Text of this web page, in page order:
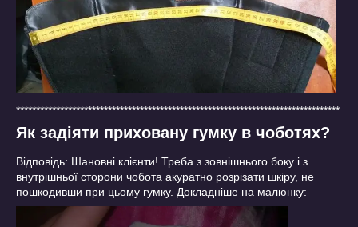
*********************************************************************************
Як задіяти приховану гумку в чоботях?
Відповідь: Шановні клієнти! Треба з зовнішнього боку і з
внутрішньої сторони чобота акуратно розрізати шкіру, не
пошкодивши при цьому гумку. Докладніше на малюнку: